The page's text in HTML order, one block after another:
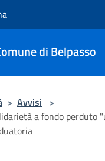
di Belpasso
> Avvisi >
a fondo perduto